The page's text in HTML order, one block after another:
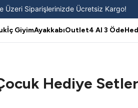
Üzeri Siparişlerinizde Ücretsiz Kargo!
İç GiyimAyakkabıOutlet4 Al 3 Öde
Hediye